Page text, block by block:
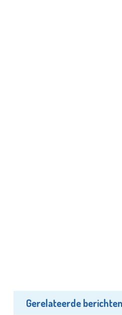
Gerelateerde berichten